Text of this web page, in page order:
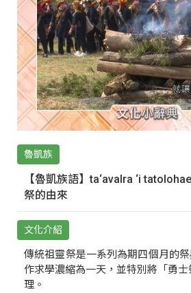
魯凱族
【魯凱族語】ta‘avalra ‘i
祭的由來
文化介紹
傳統祖靈祭是一系列為期四個月的
作求學濃縮為一天，並特別將「勇士
理。